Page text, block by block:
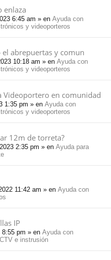
enlaza
6:45 am » en Ayuda con
y videoporteros
abrepuertas y comun
10:18 am » en Ayuda con
y videoporteros
Videoportero en comunidad
1:35 pm » en Ayuda con
y videoporteros
12m de torreta?
2:35 pm » en Ayuda para
11:42 am » en Ayuda con
IP
8:55 pm » en Ayuda con
e instrusión